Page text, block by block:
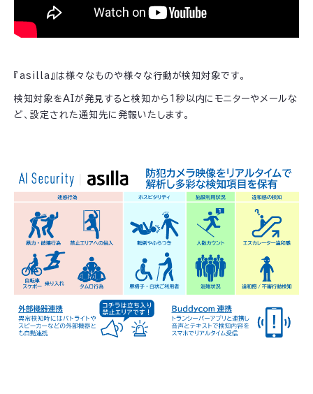
『asilla』は様々なものや様々な行動が検知対象です。
検知対象をAIが発見すると検知から1秒以内にモニターやメールな
ど、設定された通知先に発報いたします。